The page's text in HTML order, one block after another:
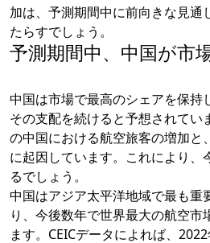
加は、予測期間中に前向きな見通
たらすでしょう。
予測期間中、中国が市
中国は市場で最高のシェアを保持
その支配を続けると予想されてい
の中国における航空旅客の増加と
に起因しています。これにより、
るでしょう。
中国はアジア太平洋地域で最も重
り、今後数年で世界最大の航空市
ます。CEICデータによれば、